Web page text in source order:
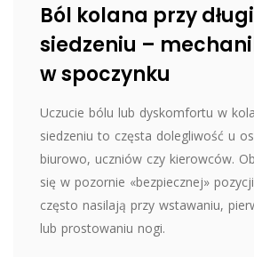
Ból kolana przy
siedzeniu –
w spoczynku
Uczucie bólu lub dyskomfortu w
siedzeniu to częsta dolegliwość u
biurowo, uczniów czy kierowców.
się w pozornie «bezpiecznej»
często nasilają przy wstawaniu,
lub prostowaniu nogi.